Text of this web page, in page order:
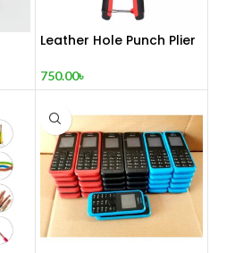
Leather Hole Punch Plier
750.00৳